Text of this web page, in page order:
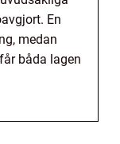
En
medan
båda lagen